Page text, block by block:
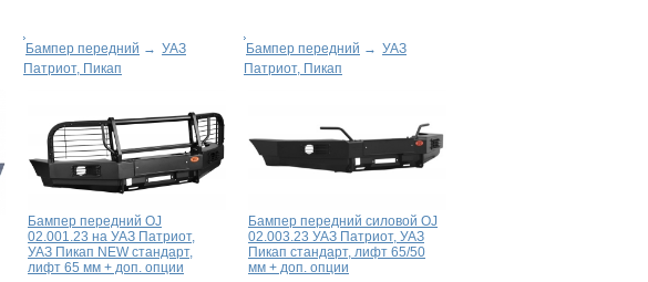
Бампер передний → УАЗ
Патриот, Пикап
Бампер передний OJ
02.001.23 на УАЗ Патриот,
УАЗ Пикап NEW стандарт,
лифт 65 мм + доп. опции
Бампер передний → УАЗ
Патриот, Пикап
Бампер передний силовой OJ
02.003.23 УАЗ Патриот, УАЗ
Пикап стандарт, лифт 65/50
мм + доп. опции